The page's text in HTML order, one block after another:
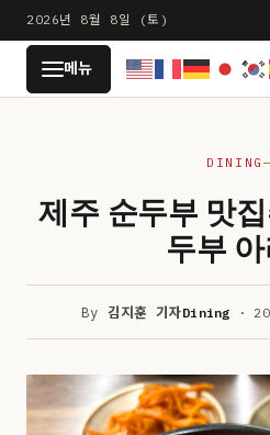
문
로
2026년 8월 8일 (토)
LUXDIGEST
메뉴
DINING
제주 순두부 맛
두부
By김지훈 기자Dining ·